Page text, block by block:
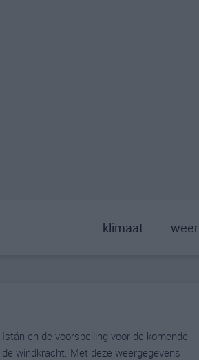
klimaat weer
en de voorspelling voor de komende
windkracht. Met deze weergegevens